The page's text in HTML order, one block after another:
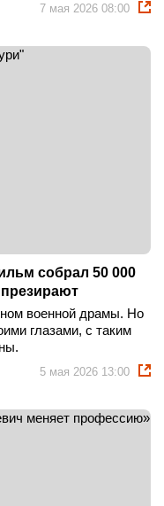
7 мая 2026 08:00
собрал 50 000
военной драмы. Но
глазами, с таким
5 мая 2026 13:00